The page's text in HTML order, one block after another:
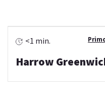
<1 min.
Harrow